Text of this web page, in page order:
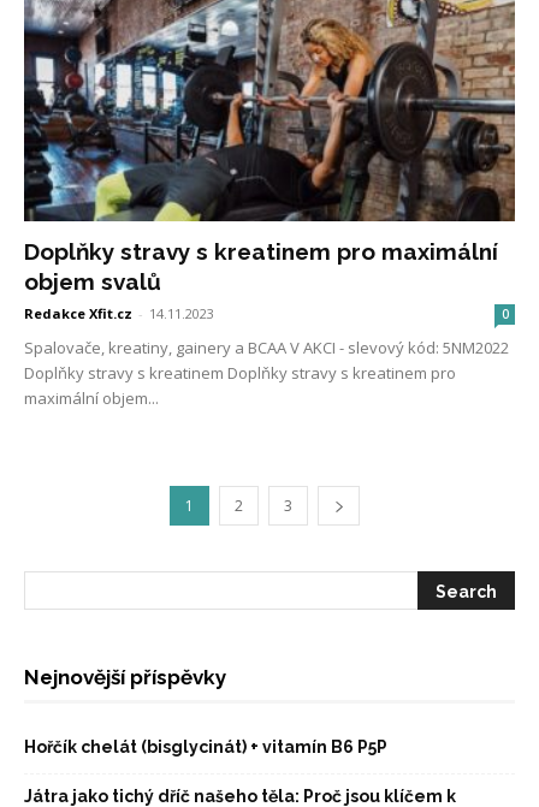
Doplňky stravy s kreatinem pro maximální
objem svalů
Redakce Xfit.cz - 14.11.2023 0
Spalovače, kreatiny, gainery a BCAA V AKCI - slevový kód: 5NM2022
Doplňky stravy s kreatinem Doplňky stravy s kreatinem pro
maximální objem...
1 2 3
Nejnovější příspěvky
Hořčík chelát (bisglycinát) + vitamín B6 P5P
Játra jako tichý dříč našeho těla: Proč jsou klíčem k